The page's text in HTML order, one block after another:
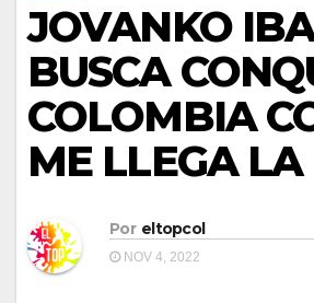
JOVANKO
BUSCA
COLOMBIA
ME LLEGA
Por eltopcol
NOV 4, 2022